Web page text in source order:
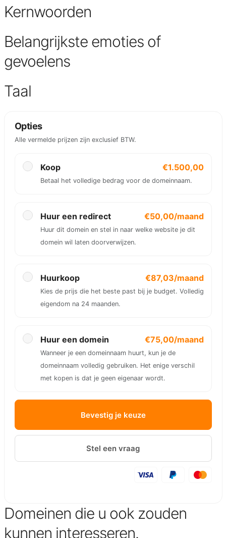
Kernwoorden
Belangrijkste emoties of
gevoelens
Taal
Opties
Alle vermelde prijzen zijn exclusief BTW.
Koop €1.500,00
Betaal het volledige bedrag voor de domeinnaam.
Huur een redirect €50,00/maand
Huur dit domein en stel in naar welke website je dit
domein wil laten doorverwijzen.
Huurkoop €87,03/maand
Kies de prijs die het beste past bij je budget. Volledig
eigendom na 24 maanden.
Huur een domein €75,00/maand
Wanneer je een domeinnaam huurt, kun je de
domeinnaam volledig gebruiken. Het enige verschil
met kopen is dat je geen eigenaar wordt.
Bevestig je keuze
Stel een vraag
Domeinen die u ook zouden
kunnen interesseren.